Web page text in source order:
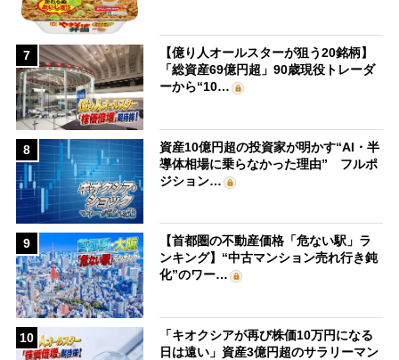
7
【億り人オールスターが狙う20銘柄】
「総資産69億円超」90歳現役トレーダ
ーから“10…
8
資産10億円超の投資家が明かす“AI・半
導体相場に乗らなかった理由” フルポ
ジション…
9
【首都圏の不動産価格「危ない駅」ラ
ンキング】“中古マンション売れ行き鈍
化”のワー…
10
「キオクシアが再び株価10万円になる
日は遠い」資産3億円超のサラリーマン